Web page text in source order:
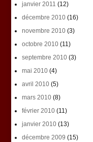
janvier 2011 (12)
décembre 2010(16)
novembre 2010(3)
octobre 2010(11)
septembre 2010(3)
mai 2010(4)
avril 2010(5)
mars 2010(8)
février 2010(11)
janvier 2010(13)
décembre 2009 (15)